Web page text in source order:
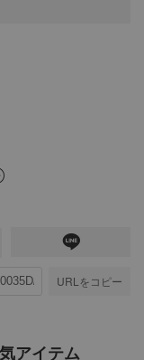
URLをコピー
アイテム